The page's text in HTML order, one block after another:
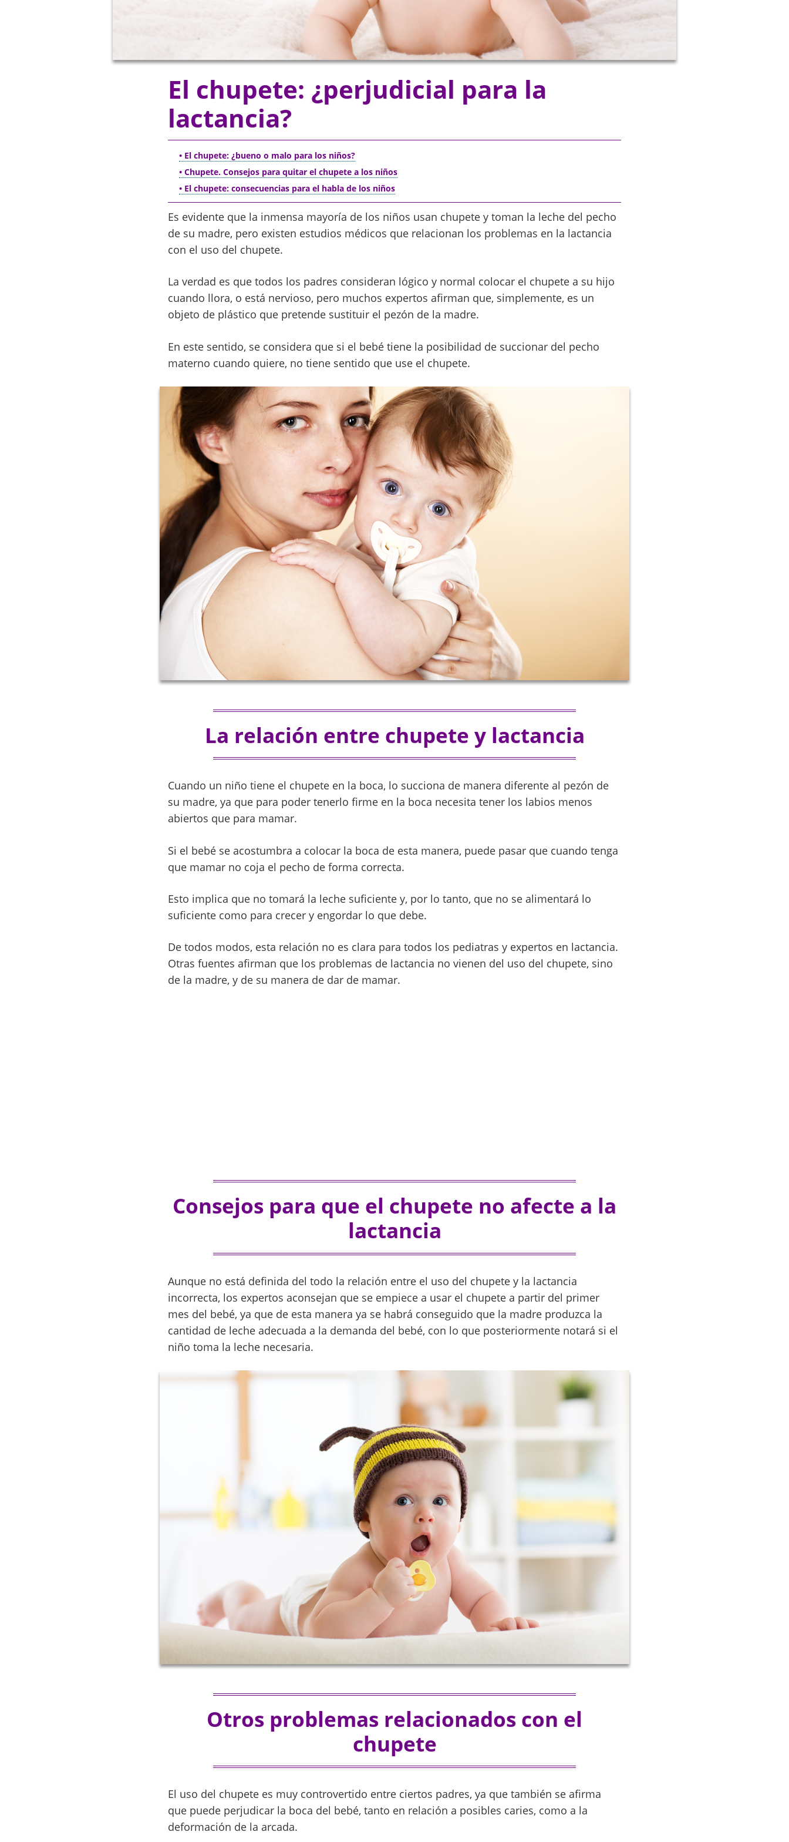
El chupete: ¿perjudicial para la
lactancia?
• El chupete: ¿bueno o malo para los niños?
• Chupete. Consejos para quitar el chupete a los niños
• El chupete: consecuencias para el habla de los niños
Es evidente que la inmensa mayoría de los niños usan chupete y toman la leche del pecho
de su madre, pero existen estudios médicos que relacionan los problemas en la lactancia
con el uso del chupete.
La verdad es que todos los padres consideran lógico y normal colocar el chupete a su hijo
cuando llora, o está nervioso, pero muchos expertos afirman que, simplemente, es un
objeto de plástico que pretende sustituir el pezón de la madre.
En este sentido, se considera que si el bebé tiene la posibilidad de succionar del pecho
materno cuando quiere, no tiene sentido que use el chupete.
La relación entre chupete y lactancia
Cuando un niño tiene el chupete en la boca, lo succiona de manera diferente al pezón de
su madre, ya que para poder tenerlo firme en la boca necesita tener los labios menos
abiertos que para mamar.
Si el bebé se acostumbra a colocar la boca de esta manera, puede pasar que cuando tenga
que mamar no coja el pecho de forma correcta.
Esto implica que no tomará la leche suficiente y, por lo tanto, que no se alimentará lo
suficiente como para crecer y engordar lo que debe.
De todos modos, esta relación no es clara para todos los pediatras y expertos en lactancia.
Otras fuentes afirman que los problemas de lactancia no vienen del uso del chupete, sino
de la madre, y de su manera de dar de mamar.
Consejos para que el chupete no afecte a la
lactancia
Aunque no está definida del todo la relación entre el uso del chupete y la lactancia
incorrecta, los expertos aconsejan que se empiece a usar el chupete a partir del primer
mes del bebé, ya que de esta manera ya se habrá conseguido que la madre produzca la
cantidad de leche adecuada a la demanda del bebé, con lo que posteriormente notará si el
niño toma la leche necesaria.
Otros problemas relacionados con el
chupete
El uso del chupete es muy controvertido entre ciertos padres, ya que también se afirma
que puede perjudicar la boca del bebé, tanto en relación a posibles caries, como a la
deformación de la arcada.